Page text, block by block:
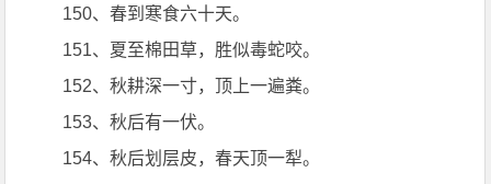
150、春到寒食六十天。
151、夏至棉田草，胜似毒蛇咬。
152、秋耕深一寸，顶上一遍粪。
153、秋后有一伏。
154、秋后划层皮，春天顶一犁。